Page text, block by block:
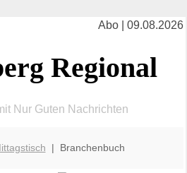
Abo | 09.08.2026
Regional
Nur Guten Nachrichten
| Branchenbuch